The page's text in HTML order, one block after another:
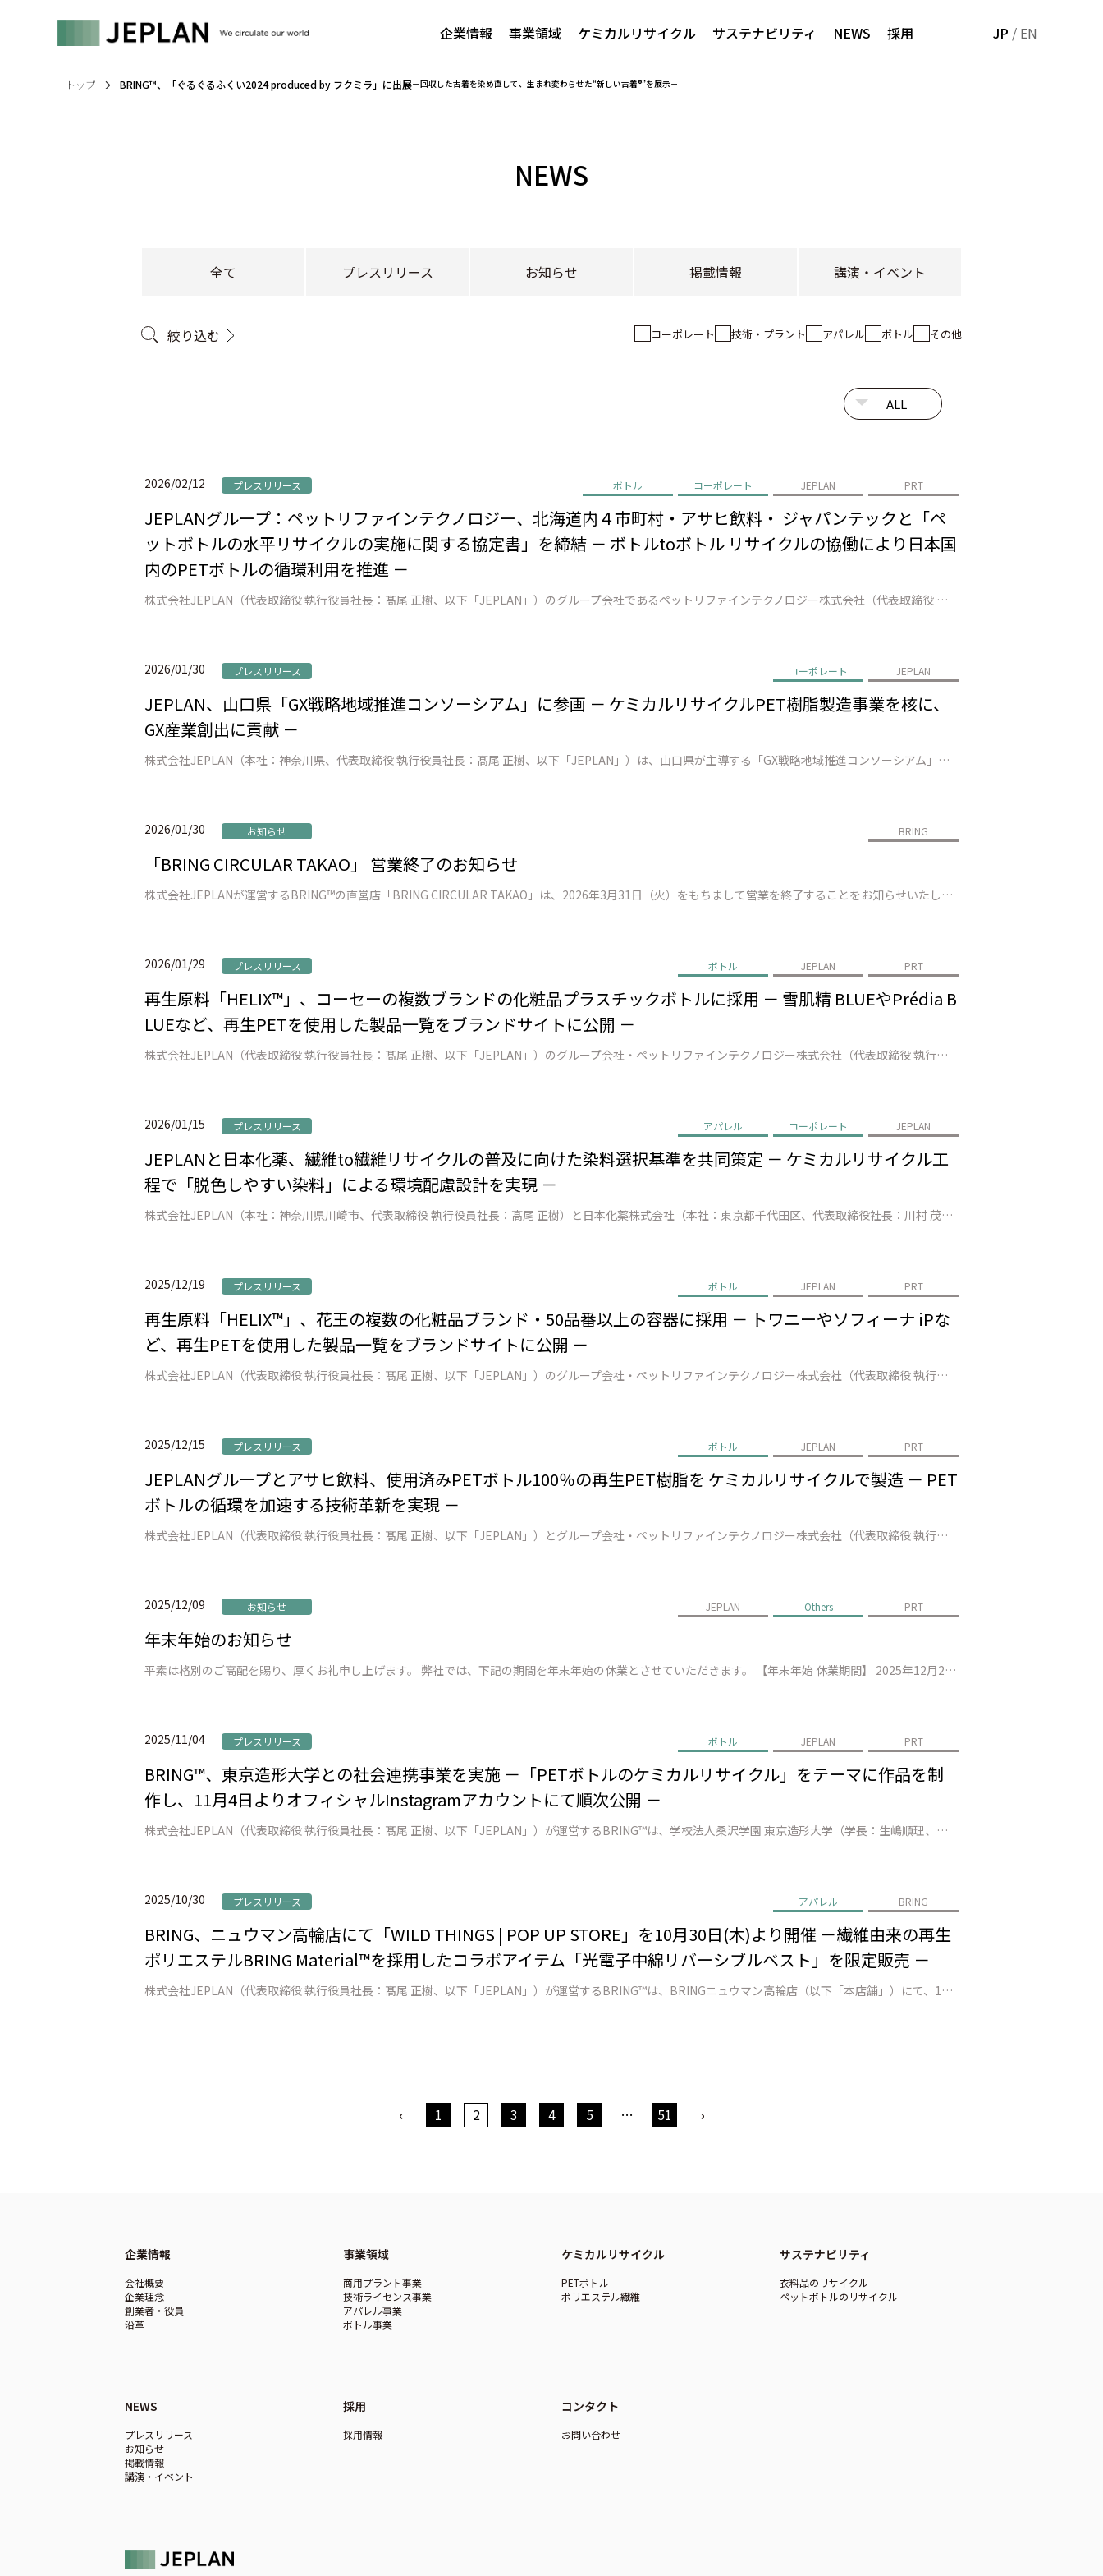
企業情報 事業領域 ケミカルリサイクル サステナビリティ NEWS 採用 JP / EN
トップ BRING™、「ぐるぐるふくい2024 produced by フクミラ」に出展－回収した古着を染め直して、生まれ変わらせた“新しい古着®”を展示－
NEWS
全て プレスリリース お知らせ 掲載情報 講演・イベント
絞り込む コーポレート 技術・プラント アパレル ボトル その他
2026/02/12 プレスリリース ボトル コーポレート JEPLAN PRT
JEPLANグループ：ペットリファインテクノロジー、北海道内４市町村・アサヒ飲料・ ジャパンテックと「ペ
ットボトルの水平リサイクルの実施に関する協定書」を締結 － ボトルtoボトル リサイクルの協働により日本国
内のPETボトルの循環利用を推進 －
株式会社JEPLAN（代表取締役 執行役員社長：髙尾 正樹、以下「JEPLAN」）のグループ会社であるペットリファインテクノロジー株式会社（代表取締役 執行役員社長：伊賀 大悟、以下「ペットリファインテクノロジー」）は、中富良野町（町長：小松田 清）、富良野市（市長：北 猛俊）、南富良野町（町長：髙橋 秀樹）、占冠村（…
2026/01/30 プレスリリース コーポレート JEPLAN
JEPLAN、山口県「GX戦略地域推進コンソーシアム」に参画 － ケミカルリサイクルPET樹脂製造事業を核に、
GX産業創出に貢献 －
株式会社JEPLAN（本社：神奈川県、代表取締役 執行役員社長：髙尾 正樹、以下「JEPLAN」）は、山口県が主導する「GX戦略地域推進コンソーシアム」に会員として参画することをお知らせします。 本コンソーシアムは、国が2026年に創設を予定する「GX戦略地域*1」の指定に向け、山口県内のコンビナートを起点に、脱炭素エ…
2026/01/30 お知らせ BRING
「BRING CIRCULAR TAKAO」 営業終了のお知らせ
株式会社JEPLANが運営するBRING™の直営店「BRING CIRCULAR TAKAO」は、2026年3月31日（火）をもちまして営業を終了することをお知らせいたします。これまで多くのお客様にご来店いただき、心より感謝申し上げます。 今後もBRINGは、循環型社会の実現を目指し、活動を継続してまいります。持続可能…
2026/01/29 プレスリリース ボトル JEPLAN PRT
再生原料「HELIX™」、コーセーの複数ブランドの化粧品プラスチックボトルに採用 － 雪肌精 BLUEやPrédia B
LUEなど、再生PETを使用した製品一覧をブランドサイトに公開 －
株式会社JEPLAN（代表取締役 執行役員社長：髙尾 正樹、以下「JEPLAN」）のグループ会社・ペットリファインテクノロジー株式会社（代表取締役 執行役員社長：伊賀 大悟、以下「ペットリファインテクノロジー」）が製造・販売する再生原料「HELIX™」は、株式会社コーセーホールディングス（代表取締役社長：小林 一俊、以…
2026/01/15 プレスリリース アパレル コーポレート JEPLAN
JEPLANと日本化薬、繊維to繊維リサイクルの普及に向けた染料選択基準を共同策定 － ケミカルリサイクル工
程で「脱色しやすい染料」による環境配慮設計を実現 －
株式会社JEPLAN（本社：神奈川県川崎市、代表取締役 執行役員社長：髙尾 正樹）と日本化薬株式会社（本社：東京都千代田区、代表取締役社長：川村 茂之）は、繊維 to 繊維のケミカルリサイクル（CR）における主要課題である「脱色工程のコスト高」を解決するため、共同で「CR脱色適合染料」の選択基準を策定しました。これによ…
2025/12/19 プレスリリース ボトル JEPLAN PRT
再生原料「HELIX™」、花王の複数の化粧品ブランド・50品番以上の容器に採用 － トワニーやソフィーナ iPな
ど、再生PETを使用した製品一覧をブランドサイトに公開 －
株式会社JEPLAN（代表取締役 執行役員社長：髙尾 正樹、以下「JEPLAN」）のグループ会社・ペットリファインテクノロジー株式会社（代表取締役 執行役員社長：伊賀 大悟、以下「ペットリファインテクノロジー」）が製造・販売する再生原料「HELIX™」は、花王株式会社（代表取締役 社長執行役員：長谷部 佳宏、以下「花王…
2025/12/15 プレスリリース ボトル JEPLAN PRT
JEPLANグループとアサヒ飲料、使用済みPETボトル100％の再生PET樹脂を ケミカルリサイクルで製造 － PET
ボトルの循環を加速する技術革新を実現 －
株式会社JEPLAN（代表取締役 執行役員社長：髙尾 正樹、以下「JEPLAN」）とグループ会社・ペットリファインテクノロジー株式会社（代表取締役 執行役員社長：伊賀 大悟、以下「ペットリファインテクノロジー」）、アサヒ飲料株式会社（社長：米女 太一、以下「アサヒ飲料」）の3社は、循環型社会の実現に向けて、石油由来原料…
2025/12/09 お知らせ JEPLAN Others PRT
年末年始のお知らせ
平素は格別のご高配を賜り、厚くお礼申し上げます。 弊社では、下記の期間を年末年始の休業とさせていただきます。 【年末年始 休業期間】 2025年12月27日（土）より2026年1月4日（日）まで 上記期間中にお送りいただきましたお問い合わせにつきましては、2026年1月5日（月）より順次対応させていただきます。 ご不便…
2025/11/04 プレスリリース ボトル JEPLAN PRT
BRING™、東京造形大学との社会連携事業を実施 －「PETボトルのケミカルリサイクル」をテーマに作品を制
作し、11月4日よりオフィシャルInstagramアカウントにて順次公開 －
株式会社JEPLAN（代表取締役 執行役員社長：髙尾 正樹、以下「JEPLAN」）が運営するBRING™は、学校法人桑沢学園 東京造形大学（学長：生嶋順理、以下「東京造形大学」）細谷誠ゼミナールと連携し、社会連携事業の一環として、「PETボトルのケミカルリサイクル」をテーマに、映像作品や絵本、インスタレーションなどの様…
2025/10/30 プレスリリース アパレル BRING
BRING、ニュウマン高輪店にて「WILD THINGS | POP UP STORE」を10月30日(木)より開催 －繊維由来の再生
ポリエステルBRING Material™を採用したコラボアイテム「光電子中綿リバーシブルベスト」を限定販売 －
株式会社JEPLAN（代表取締役 執行役員社長：髙尾 正樹、以下「JEPLAN」）が運営するBRING™は、BRINGニュウマン高輪店（以下「本店舗」）にて、1981年創立のアメリカ発ブランド「WILD THINGS（ワイルドシングス）」のPOP UP STOREを、2025年10月30日（木）より開催いたします。 同…
‹ 1 2 3 4 5 … 51 ›
企業情報
会社概要
企業理念
創業者・役員
沿革
事業領域
商用プラント事業
技術ライセンス事業
アパレル事業
ボトル事業
ケミカルリサイクル
PETボトル
ポリエステル繊維
サステナビリティ
衣料品のリサイクル
ペットボトルのリサイクル
NEWS
プレスリリース
お知らせ
掲載情報
講演・イベント
採用
採用情報
コンタクト
お問い合わせ